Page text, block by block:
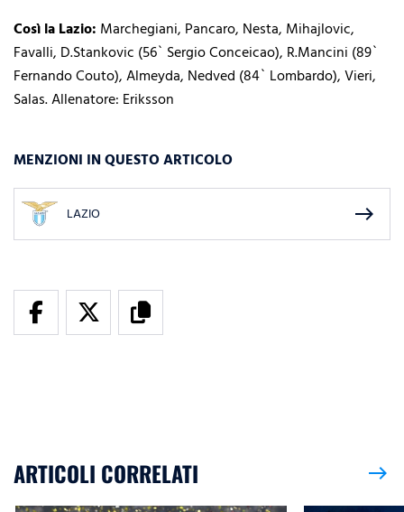
Così la Lazio: Marchegiani, Pancaro, Nesta, Mihajlovic,
Favalli, D.Stankovic (56` Sergio Conceicao), R.Mancini (89`
Fernando Couto), Almeyda, Nedved (84` Lombardo), Vieri,
Salas. Allenatore: Eriksson
MENZIONI IN QUESTO ARTICOLO
LAZIO east
ARTICOLI CORRELATI east